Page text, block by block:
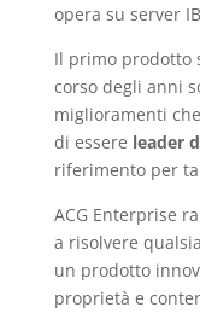
opera su server
Il primo prodotto
corso degli anni
miglioramenti
di essere leader
riferimento per
ACG Enterprise
a risolvere
un prodotto
proprietà e